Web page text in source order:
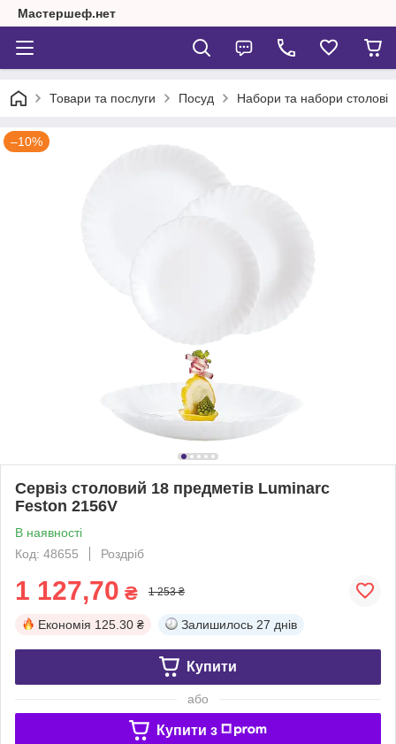
Мастершеф.нет
Товари та послуги Посуд Набори та набори столові
–10%
Сервіз столовий 18 предметів Luminarc
Feston 2156V
В наявності
Код: 48655
Роздріб
1 127,70 ₴ 1 253 ₴
Економія 125.30 ₴ Залишилось 27 днів
Купити
або
Купити з